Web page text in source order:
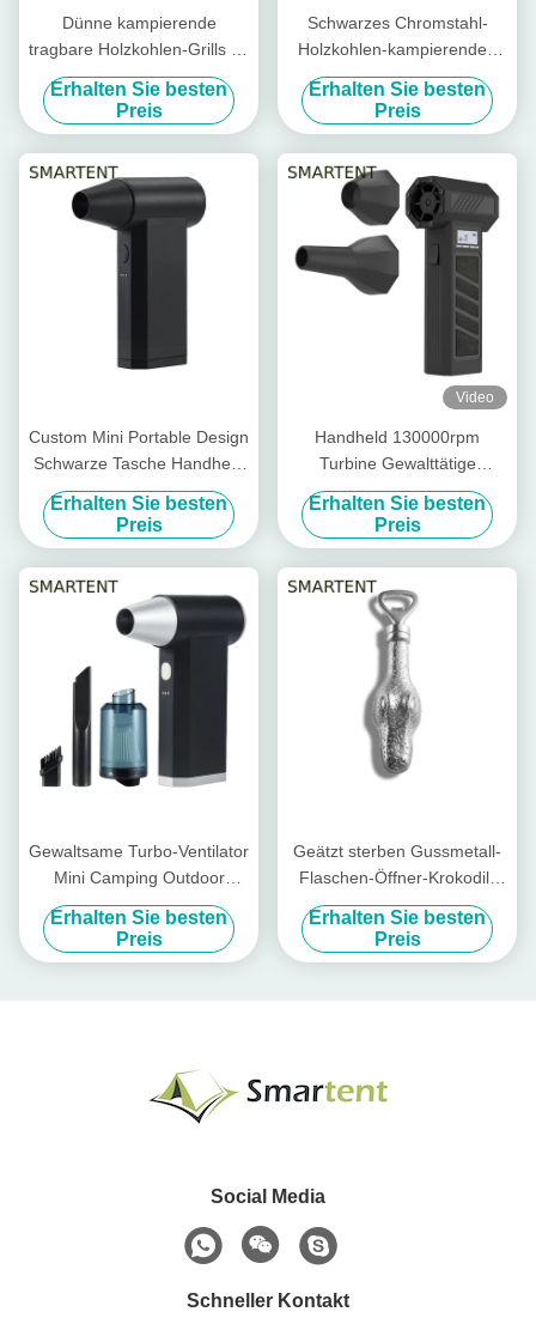
Dünne kampierende
tragbare Holzkohlen-Grills im
Freien Chromstahl faltbare
45X30X30cm
Erhalten Sie besten
Preis
Schwarzes Chromstahl-
Holzkohlen-kampierenden
Grill-Grill Mini Foldable
86X33.5X43cm
Erhalten Sie besten
Preis
Custom Mini Portable Design
Schwarze Tasche Handheld
Gewaltsame Turbo Ventilator
Ultimate Kühllösung für
kundenspezifische
Bedürfnisse
Erhalten Sie besten
Preis
Video
Handheld 130000rpm
Turbine Gewalttätige
Ventilator
Erhalten Sie besten
Preis
Gewaltsame Turbo-Ventilator
Mini Camping Outdoor
Handheld
Hochgeschwindigkeitsstaubentfernung
Einstellbares Camping für
Erhalten Sie besten
Preis
Geätzt sterben Gussmetall-
Flaschen-Öffner-Krokodil-
Flaschen-Öffner 165*40MM
Erhalten Sie besten
Preis
Social Media
Schneller Kontakt